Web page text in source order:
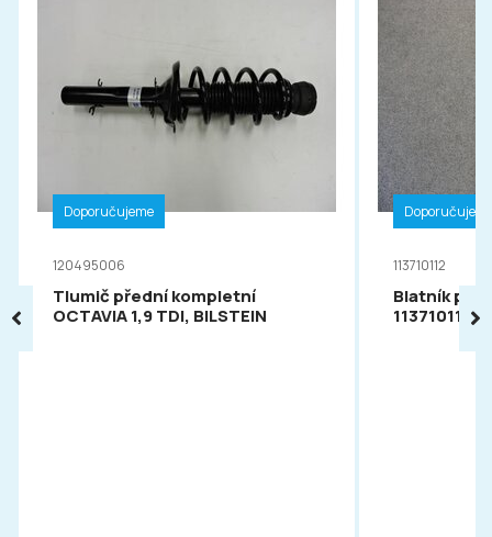
Doporučujeme
120495006
Tlumič přední kompletní
OCTAVIA 1,9 TDI, BILSTEIN
113710112
Blatník
113710112